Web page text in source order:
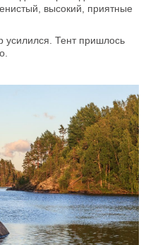
высокий, приятные
усилился. Тент пришлось